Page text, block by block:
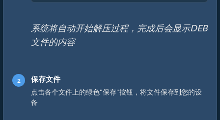
系统将自动开始解压过程，完成后会显示DEB
文件的内容
保存文件
点击各个文件上的绿色"保存"按钮，将文件保存到您的设
备